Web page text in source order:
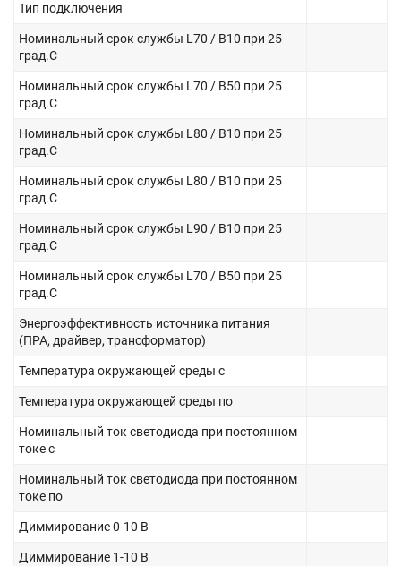
Тип подключения
Номинальный срок службы L70 / B10 при 25
град.C
Номинальный срок службы L70 / B50 при 25
град.C
Номинальный срок службы L80 / B10 при 25
град.C
Номинальный срок службы L80 / B10 при 25
град.C
Номинальный срок службы L90 / B10 при 25
град.C
Номинальный срок службы L70 / B50 при 25
град.C
Энергоэффективность источника питания
(ПРА, драйвер, трансформатор)
Температура окружающей среды с
Температура окружающей среды по
Номинальный ток светодиода при постоянном
токе с
Номинальный ток светодиода при постоянном
токе по
Диммирование 0-10 В
Диммирование 1-10 В